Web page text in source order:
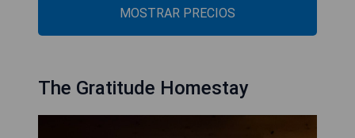
MOSTRAR PRECIOS
The Gratitude Homestay